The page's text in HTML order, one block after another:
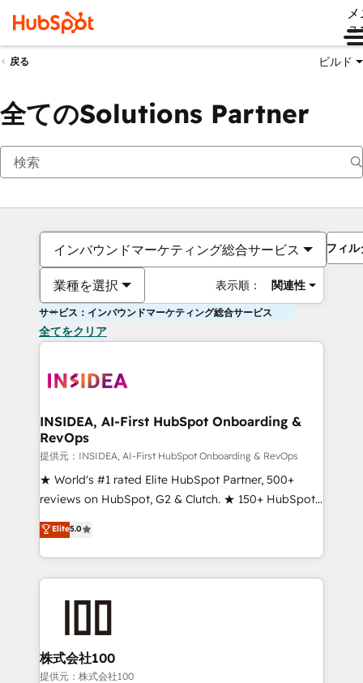
ュ
戻る ビルド
全てのSolutions Partner
インバウンドマーケティング総合サービス
業種を選択 表示順： 関連性
フィル
サービス：インバウンドマーケティング総合サービス
全てをクリア
INSIDEA, AI-First HubSpot Onboarding &
RevOps
提供元：INSIDEA, AI-First HubSpot Onboarding & RevOps
★ World's #1 rated Elite HubSpot Partner, 500+
reviews on HubSpot, G2 & Clutch. ★ 150+ HubSpot
Certified Experts & Trainers across the team ★
1,500+ implementations across five continents ★ AI-
First, RevOps-led, Onboarding obsessed ★
Company of the Year 2024/25 INSIDEA helps
and build AI-powered workflows that drive adoption
from week one, in your time zone. What we do ➤
Onboarding: Live in weeks, with workflows built
Elite5.0
株式会社100
提供元：株式会社100